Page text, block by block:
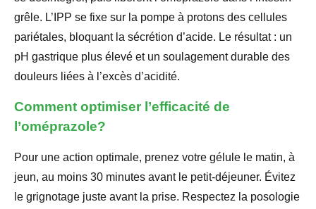
grêle. L’IPP se fixe sur la pompe à protons des cellules
pariétales, bloquant la sécrétion d’acide. Le résultat : un
pH gastrique plus élevé et un soulagement durable des
douleurs liées à l’excès d’acidité.
Comment optimiser l’efficacité de
l’oméprazole?
Pour une action optimale, prenez votre gélule le matin, à
jeun, au moins 30 minutes avant le petit-déjeuner. Évitez
le grignotage juste avant la prise. Respectez la posologie